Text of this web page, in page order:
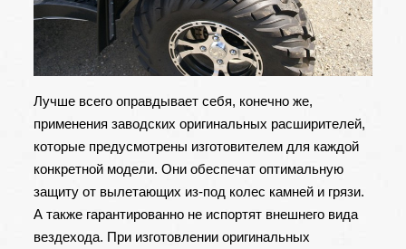
Лучше всего оправдывает себя, конечно же,
применения заводских оригинальных расширителей,
которые предусмотрены изготовителем для каждой
конкретной модели. Они обеспечат оптимальную
защиту от вылетающих из-под колес камней и грязи.
А также гарантированно не испортят внешнего вида
вездехода. При изготовлении оригинальных